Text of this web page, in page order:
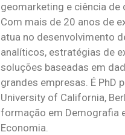
geomarketing e ciência de
Com mais de 20 anos de
atua no desenvolvimento
analíticos, estratégias de
soluções baseadas em
grandes empresas. É PhD
University of California,
formação em Demografia
Economia.